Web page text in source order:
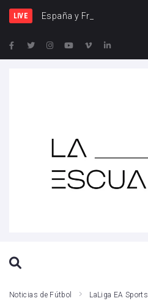
LIVE España y Francia, una riva
Noticias de Fútbol
LaLiga EA Sports